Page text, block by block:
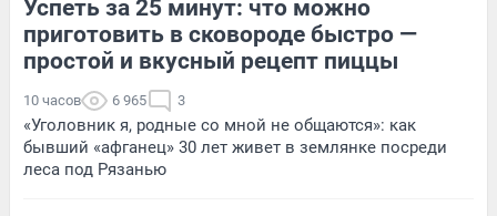
Успеть за 25 минут: что можно
приготовить в сковороде быстро —
простой и вкусный рецепт пиццы
10 часов 6 965 3
«Уголовник я, родные со мной не общаются»: как
бывший «афганец» 30 лет живет в землянке посреди
леса под Рязанью